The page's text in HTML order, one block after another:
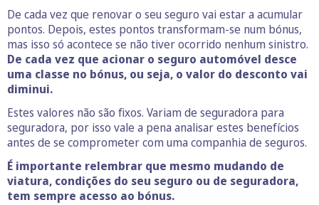
De cada vez que renovar o seu seguro vai estar a acumular
pontos. Depois, estes pontos transformam-se num bónus,
mas isso só acontece se não tiver ocorrido nenhum sinistro.
De cada vez que acionar o seguro automóvel desce
uma classe no bónus, ou seja, o valor do desconto vai
diminui.
Estes valores não são fixos. Variam de seguradora para
seguradora, por isso vale a pena analisar estes benefícios
antes de se comprometer com uma companhia de seguros.
É importante relembrar que mesmo mudando de
viatura, condições do seu seguro ou de seguradora,
tem sempre acesso ao bónus.